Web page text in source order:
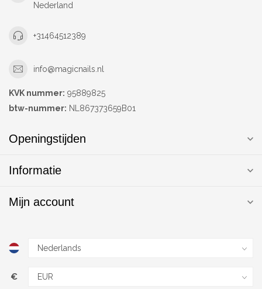
Nederland
+31464512389
info@magicnails.nl
KVK nummer: 95889825
btw-nummer: NL867373659B01
Openingstijden
Informatie
Mijn account
€